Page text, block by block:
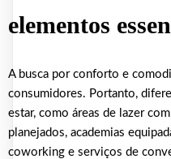
elementos
A busca por conforto e
consumidores. Portanto,
estar, como áreas de lazer
planejados, academias
coworking e serviços de